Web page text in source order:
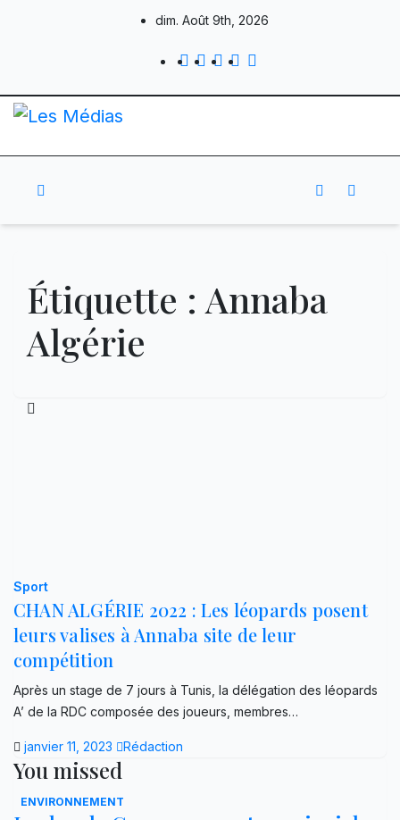
dim. Août 9th, 2026
Étiquette : Annaba
Algérie
Sport
CHAN ALGÉRIE 2022 : Les léopards posent
leurs valises à Annaba site de leur
compétition
Après un stage de 7 jours à Tunis, la délégation des léopards
A’ de la RDC composée des joueurs, membres…
janvier 11, 2023 Rédaction
You missed
ENVIRONNEMENT